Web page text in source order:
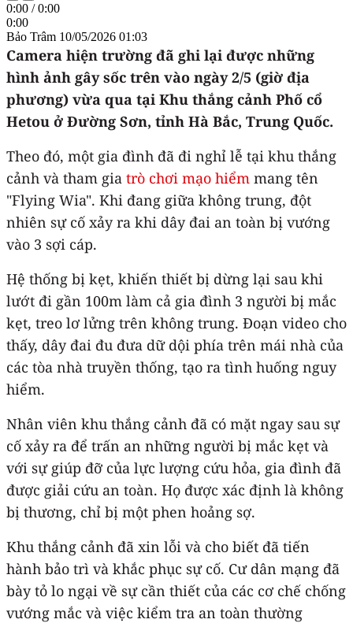
0:00 /0:00
0:00
Bảo Trâm 10/05/2026 01:03
Camera hiện trường đã ghi lại được những
hình ảnh gây sốc trên vào ngày 2/5 (giờ địa
phương) vừa qua tại Khu thắng cảnh Phố cổ
Hetou ở Đường Sơn, tỉnh Hà Bắc, Trung Quốc.
Theo đó, một gia đình đã đi nghỉ lễ tại khu thắng
cảnh và tham gia trò chơi mạo hiểm mang tên
"Flying Wia". Khi đang giữa không trung, đột
nhiên sự cố xảy ra khi dây đai an toàn bị vướng
vào 3 sợi cáp.
Hệ thống bị kẹt, khiến thiết bị dừng lại sau khi
lướt đi gần 100m làm cả gia đình 3 người bị mắc
kẹt, treo lơ lửng trên không trung. Đoạn video cho
thấy, dây đai đu đưa dữ dội phía trên mái nhà của
các tòa nhà truyền thống, tạo ra tình huống nguy
hiểm.
Nhân viên khu thắng cảnh đã có mặt ngay sau sự
cố xảy ra để trấn an những người bị mắc kẹt và
với sự giúp đỡ của lực lượng cứu hỏa, gia đình đã
được giải cứu an toàn. Họ được xác định là không
bị thương, chỉ bị một phen hoảng sợ.
Khu thắng cảnh đã xin lỗi và cho biết đã tiến
hành bảo trì và khắc phục sự cố. Cư dân mạng đã
bày tỏ lo ngại về sự cần thiết của các cơ chế chống
vướng mắc và việc kiểm tra an toàn thường